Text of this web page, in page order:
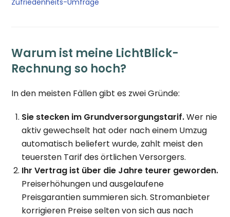
Warum ist meine LichtBlick-
Rechnung so hoch?
In den meisten Fällen gibt es zwei Gründe:
Sie stecken im Grundversorgungstarif.Wer nie
aktiv gewechselt hat oder nach einem Umzug
automatisch beliefert wurde, zahlt meist den
teuersten Tarif des örtlichen Versorgers.
Ihr Vertrag ist über die Jahre teurer geworden.
Preiserhöhungen und ausgelaufene
Preisgarantien summieren sich. Stromanbieter
korrigieren Preise selten von sich aus nach